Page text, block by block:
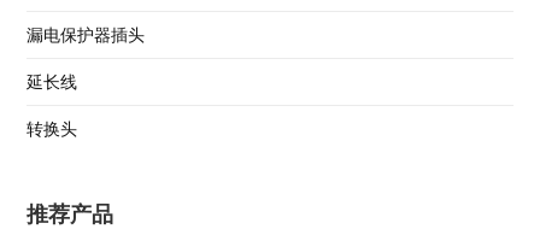
漏电保护器插头
延长线
转换头
推荐产品